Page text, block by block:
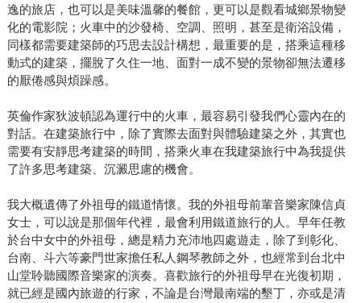
逸的旅店，也可以是美味溫馨的餐館，更可以是觀看城鄉景物變
化的電影院；火車中的沙發椅、空調、照明，甚至是衛浴設備，
同樣都需要建築師的巧思去設計構想，最重要的是，搭乘這種移
動式的建築，擺脫了久住一地、面對一成不變的景物卻無法遷移
的厭倦感與煩躁感。
英倫作家狄波頓認為運行中的火車，最容易引發我們心靈內在的
對話。在建築旅行中，除了實際去面對與體驗建築之外，其實也
需要有安靜思考建築的時間，搭乘火車在我建築旅行中為我提供
了許多思考建築、沉澱思慮的機會。
我大概遺傳了外祖母的鐵道情懷。我的外祖母前輩音樂家陳信貞
女士，可以說是那個年代裡，最會利用鐵道旅行的人。早年任教
於台中女中的外祖母，總是精力充沛地四處遊走，除了到彰化、
台南、斗六等豪門世家擔任私人鋼琴教師之外，也經常到台北中
山堂聆聽國際音樂家的演奏。喜歡旅行的外祖母早在光復初期，
就已經是國內旅遊的行家，不論是台灣最南端的墾丁，亦或是清